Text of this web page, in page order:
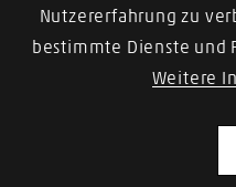
Nutzererfahrung zu
bestimmte Dienste und
Weitere